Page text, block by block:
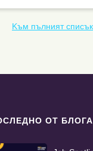
Kъм пълният
ОТ БЛОГА